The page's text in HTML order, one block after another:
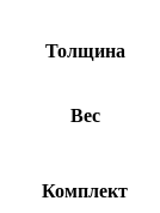
Толщина
Вес
Комплект